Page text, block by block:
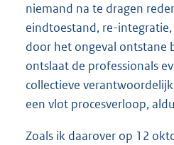
niemand na te dragen
eindtoestand, re-
door het ongeval ontstane
ontslaat de professionals
collectieve
een vlot procesverloop,
Zoals ik daarover op 12